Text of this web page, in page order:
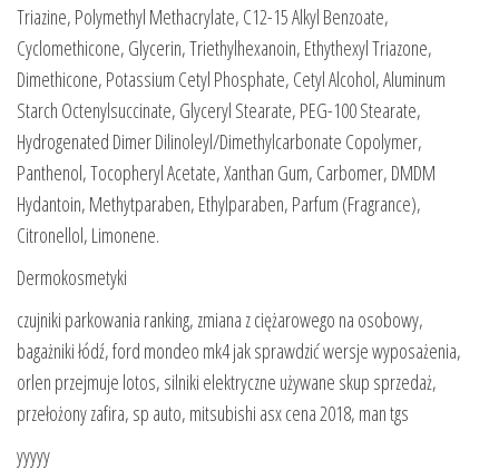
Triazine, Polymethyl Methacrylate, C12-15 Alkyl Benzoate,
Cyclomethicone, Glycerin, Triethylhexanoin, Ethythexyl Triazone,
Dimethicone, Potassium Cetyl Phosphate, Cetyl Alcohol, Aluminum
Starch Octenylsuccinate, Glyceryl Stearate, PEG-100 Stearate,
Hydrogenated Dimer Dilinoleyl/Dimethylcarbonate Copolymer,
Panthenol, Tocopheryl Acetate, Xanthan Gum, Carbomer, DMDM
Hydantoin, Methytparaben, Ethylparaben, Parfum (Fragrance),
Citronellol, Limonene.
Dermokosmetyki
czujniki parkowania ranking, zmiana z ciężarowego na osobowy,
bagażniki łódź, ford mondeo mk4 jak sprawdzić wersje wyposażenia,
orlen przejmuje lotos, silniki elektryczne używane skup sprzedaż,
przełożony zafira, sp auto, mitsubishi asx cena 2018, man tgs
yyyyy